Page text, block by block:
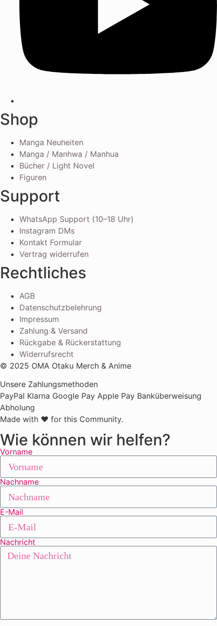
Shop
Manga Neuheiten
Manga / Manhwa / Manhua
Bücher / Light Novel
Figuren
Support
WhatsApp Support (10–18 Uhr)
Instagram DMs
Kontakt Formular
Vertrag widerrufen
Rechtliches
AGB
Datenschutzbelehrung
Impressum
Zahlung & Versand
Rückgabe & Rückerstattung
Widerrufsrecht
© 2025 OMA Otaku Merch & Anime
Unsere Zahlungsmethoden
PayPal Klarna Google Pay Apple Pay Banküberweisung
Abholung
Made with ❤ for this Community.
Wie können wir helfen?
Vorname
Nachname
E-Mail
Nachricht